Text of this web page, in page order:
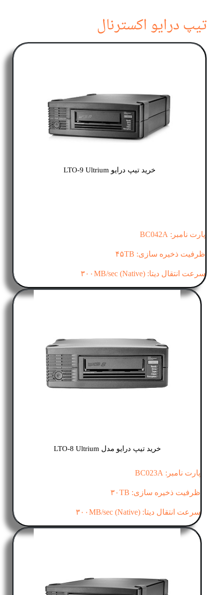
تیپ درایو اکسترنال
خرید تیپ درایو LTO-9 Ultrium
پارت نامبر: BC042A
ظرفیت ذخیره سازی: ۴۵TB
سرعت انتقال دیتا: (۳۰۰MB/sec (Native
خرید تیپ درایو مدل LTO-8 Ultrium
پارت نامبر: BC023A
ظرفیت ذخیره سازی: ۳۰TB
سرعت انتقال دیتا: (۳۰۰MB/sec (Native